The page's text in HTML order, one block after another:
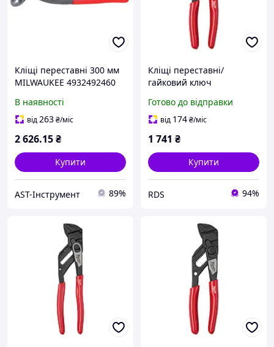
Кліщі переставні 300 мм
MILWAUKEE 4932492460
В наявності
від263₴/міс
2 626.15₴
Купити
AST-Інструмент 89%
Кліщі переставні/
гайковий ключ
мм, 125 мм (4932501148)
Готово до відправки
від 174₴/міс
1 741 ₴
Купити
RDS 94%